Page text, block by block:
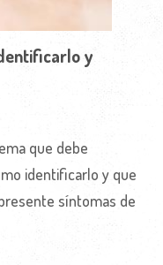
y
que debe
identificarlo y que
síntomas de